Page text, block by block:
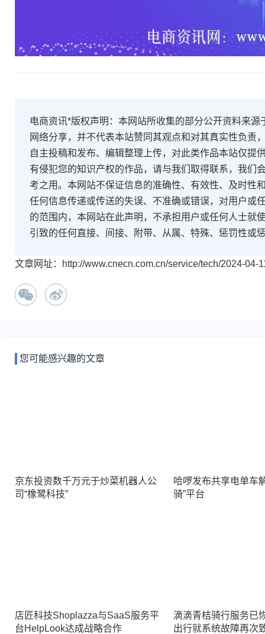
电商资讯*版权声明：本网站所收集的部分公开资料来
网络分享，并不代表本站赞同其观点和对其真实性负责
自主投稿和发布、编辑整理上传，对此类作品本站仅提
有侵犯您的知识产权的作品，请与我们取得联系，我们
考之用。本网站不保证信息的准确性、有效性、及时性
任何信息传递或传送的失误、不准确或错误，对用户或
的范围内，本网站在此声明，不承担用户或任何人士就
引致的任何直接、间接、附带、从属、特殊、惩罚性或
文章网址：http://www.cnecn.com.cn/service/tech/2024-04-
您可能感兴趣的文章
京东投资数千万元于炒菜机器人公
司“橡鹭科技”
哈啰发布共享电单车
骑”平台
店匠科技Shoplazza与SaaS服务平
台HelpLook达成战略合作
滴滴青桔骑行服务已
出行就系统故障再次